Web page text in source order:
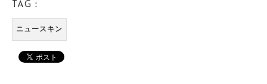
TAG：
ニュースキン